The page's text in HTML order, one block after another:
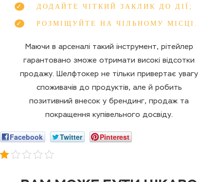
ДОДАЙТЕ ЧІТКИЙ ЗАКЛИК ДО ДІЇ;
РОЗМІЩУЙТЕ НА ЧІЛЬНОМУ МІСЦІ.
Маючи в арсеналі такий інструмент, рітейлер
гарантовано зможе отримати високі відсотки
продажу. Шелфтокер не тільки привертає увагу
споживачів до продуктів, але й робить
позитивний внесок у брендинг, продаж та
покращення купівельного досвіду.
Facebook Twitter Pinterest